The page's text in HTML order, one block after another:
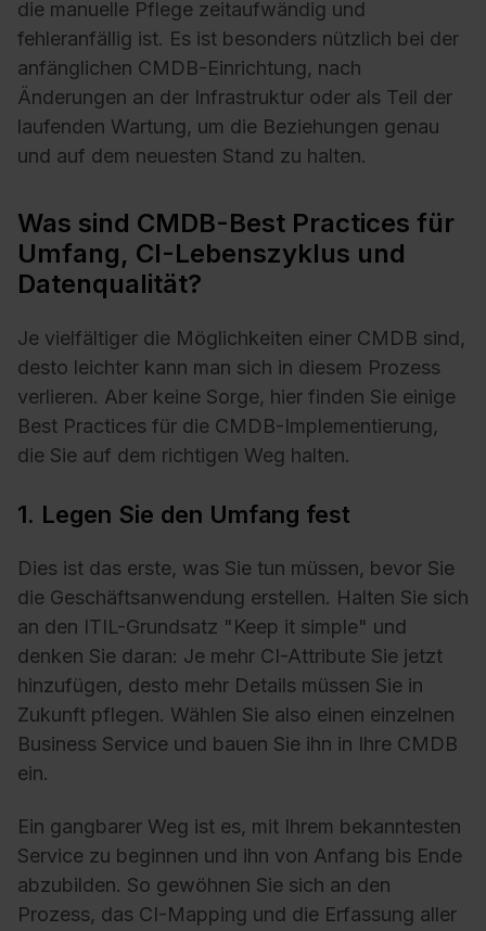
die manuelle Pflege zeitaufwändig und
fehleranfällig ist. Es ist besonders nützlich bei der
anfänglichen CMDB-Einrichtung, nach
Änderungen an der Infrastruktur oder als Teil der
laufenden Wartung, um die Beziehungen genau
und auf dem neuesten Stand zu halten.
Was sind CMDB-Best Practices für
Umfang, CI-Lebenszyklus und
Datenqualität?
Je vielfältiger die Möglichkeiten einer CMDB sind,
desto leichter kann man sich in diesem Prozess
verlieren. Aber keine Sorge, hier finden Sie einige
Best Practices für die CMDB-Implementierung,
die Sie auf dem richtigen Weg halten.
1. Legen Sie den Umfang fest
Dies ist das erste, was Sie tun müssen, bevor Sie
die Geschäftsanwendung erstellen. Halten Sie sich
an den ITIL-Grundsatz "Keep it simple" und
denken Sie daran: Je mehr CI-Attribute Sie jetzt
hinzufügen, desto mehr Details müssen Sie in
Zukunft pflegen. Wählen Sie also einen einzelnen
Business Service und bauen Sie ihn in Ihre CMDB
ein.
Ein gangbarer Weg ist es, mit Ihrem bekanntesten
Service zu beginnen und ihn von Anfang bis Ende
abzubilden. So gewöhnen Sie sich an den
Prozess, das CI-Mapping und die Erfassung aller